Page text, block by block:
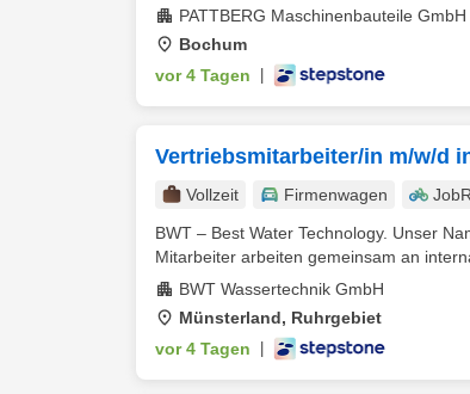
PATTBERG Maschinenbauteile GmbH
Bochum
vor 4 Tagen
Vertriebsmitarbeiter/in m/w/d
Vollzeit Firmenwagen
BWT – Best Water Technology. Unser
Mitarbeiter arbeiten gemeinsam an
BWT Wassertechnik GmbH
Münsterland, Ruhrgebiet
vor 4 Tagen